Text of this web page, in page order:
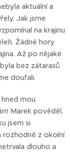
aktuální a
Jak jsme
na krajinu
Žádné hory
Až po nějaké
bez zátarasů
doufali.
hned mou
Marek pověděl,
jsem si
rozhodně z okolní
dlouho a